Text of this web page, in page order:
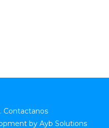
Contactanos
by Ayb Solutions